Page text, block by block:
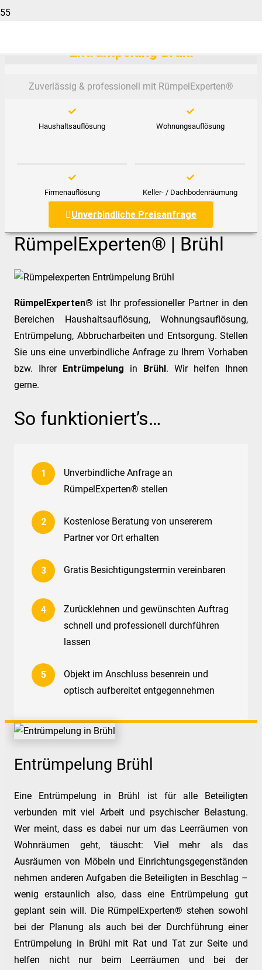
Entrümpelung Brühl
Zuverlässig & professionell mit RümpelExperten®️
Haushaltsauflösung Wohnungsauflösung
Firmenauflösung Keller- / Dachbodenräumung
Unverbindliche Preisanfrage
RümpelExperten® | Brühl
RümpelExperten® ist Ihr professioneller Partner in den
Bereichen Haushaltsauflösung, Wohnungsauflösung,
Entrümpelung, Abbrucharbeiten und Entsorgung. Stellen
Sie uns eine unverbindliche Anfrage zu Ihrem Vorhaben
bzw. Ihrer Entrümpelung in Brühl. Wir helfen Ihnen
gerne.
So funktioniert’s…
Unverbindliche Anfrage an
RümpelExperten® stellen
Kostenlose Beratung von unsererem
Partner vor Ort erhalten
Gratis Besichtigungstermin vereinbaren
Zurücklehnen und gewünschten Auftrag
schnell und professionell durchführen
lassen
Objekt im Anschluss besenrein und
optisch aufbereitet entgegennehmen
Entrümpelung Brühl
Eine Entrümpelung in Brühl ist für alle Beteiligten
verbunden mit viel Arbeit und psychischer Belastung.
Wer meint, dass es dabei nur um das Leerräumen von
Wohnräumen geht, täuscht: Viel mehr als das
Ausräumen von Möbeln und Einrichtungsgegenständen
nehmen anderen Aufgaben die Beteiligten in Beschlag –
wenig erstaunlich also, dass eine Entrümpelung gut
geplant sein will. Die RümpelExperten® stehen sowohl
bei der Planung als auch bei der Durchführung einer
Entrümpelung in Brühl mit Rat und Tat zur Seite und
helfen nicht nur beim Leerräumen und bei der